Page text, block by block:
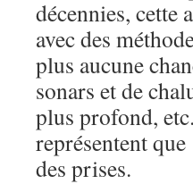
décennies, cette
avec des
plus aucune
sonars et de
plus profond,
représentent
des prises.